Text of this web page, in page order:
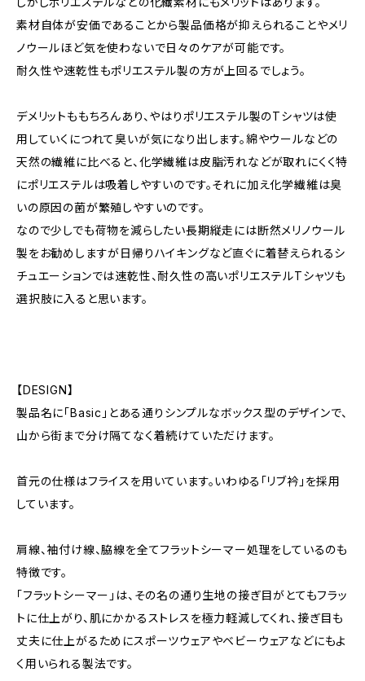
素材自体が安価であることから製品価格が抑えられることやメリ
ノウールほど気を使わないで日々のケアが可能です。
耐久性や速乾性もポリエステル製の方が上回るでしょう。
デメリットももちろんあり、やはりポリエステル製のTシャツは使
用していくにつれて臭いが気になり出します。綿やウールなどの
天然の繊維に比べると、化学繊維は皮脂汚れなどが取れにくく特
にポリエステルは吸着しやすいのです。それに加え化学繊維は臭
いの原因の菌が繁殖しやすいのです。
なので少しでも荷物を減らしたい長期縦走には断然メリノウール
製をお勧めしますが日帰りハイキングなど直ぐに着替えられるシ
チュエーションでは速乾性、耐久性の高いポリエステルTシャツも
選択肢に入ると思います。
【DESIGN】
製品名に「Basic」とある通りシンプルなボックス型のデザインで、
山から街まで分け隔てなく着続けていただけます。
首元の仕様はフライスを用いています。いわゆる「リブ衿」を採用
しています。
肩線、袖付け線、脇線を全てフラットシーマー処理をしているのも
特徴です。
「フラットシーマー」は、その名の通り生地の接ぎ目がとてもフラッ
トに仕上がり、肌にかかるストレスを極力軽減してくれ、接ぎ目も
丈夫に仕上がるためにスポーツウェアやベビーウェアなどにもよ
く用いられる製法です。